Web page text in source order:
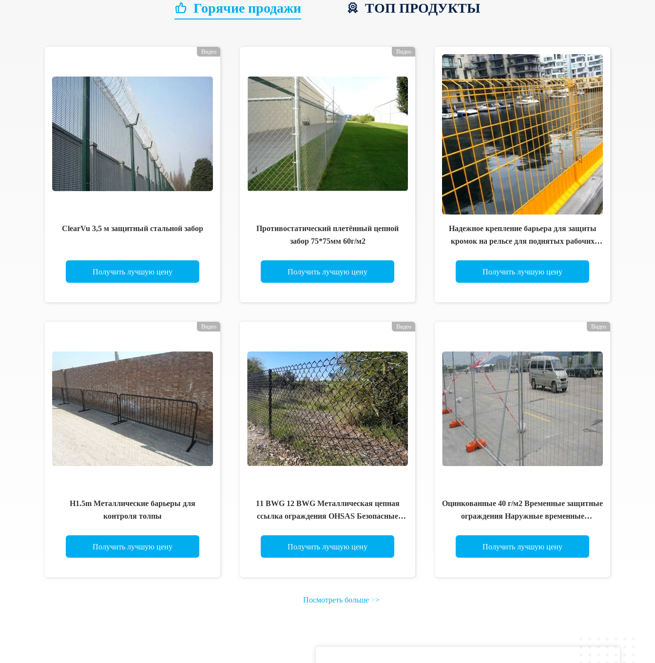
Горячие продажи ТОП ПРОДУКТЫ
Видео
ClearVu 3,5 м защитный стальной забор
Получить лучшую цену
Видео
Противостатический плетённый цепной
забор 75*75мм 60г/м2
Получить лучшую цену
Надежное крепление барьера для защиты
кромок на рельсе для поднятых рабочих
Получить лучшую цену
Видео
H1.5m Металлические барьеры для
контроля толпы
Получить лучшую цену
Видео
11 BWG 12 BWG Металлическая цепная
ссылка ограждения OHSAS Безопасные
Получить лучшую цену
Видео
Оцинкованные 40 г/м2 Временные защитные
ограждения Наружные временные
Получить лучшую цену
Посмотреть больше >>